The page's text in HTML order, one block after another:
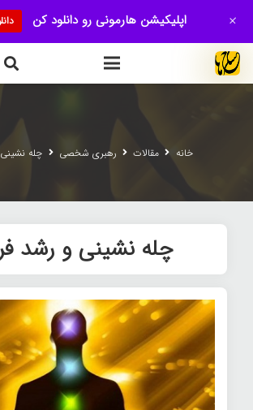
خانه مقالات رهبری شخصی چله
چله نشینی و رشد
اپلیکیشن هارمونی رو دانلود کن +